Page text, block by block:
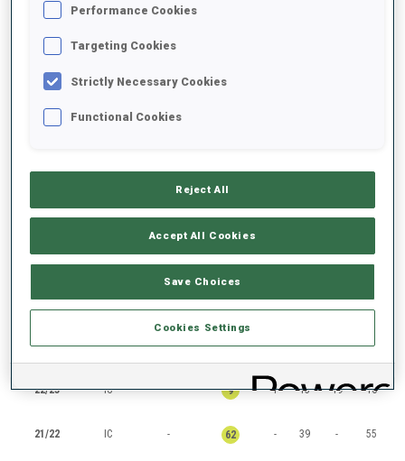
CLASSEMENTS
25/26 IC - 75 - 78 66 50
24/25 IC - 25 45 23 43 9
23/24 IC - 23 7 30 35 22
22/23 IC - 9 1 15 19 10
21/22 IC - 62 - 39 - 55
Performance Cookies
Targeting Cookies
Strictly Necessary Cookies
Functional Cookies
Reject All
Accept All Cookies
Save Choices
Cookies Settings